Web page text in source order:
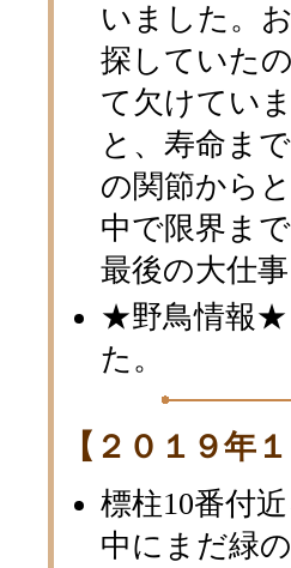
いました。
探していた
て欠けてい
と、寿命ま
の関節から
中で限界ま
最後の大仕
★野鳥情報★
た。
【２０１９年
標柱10番付
中にまだ緑